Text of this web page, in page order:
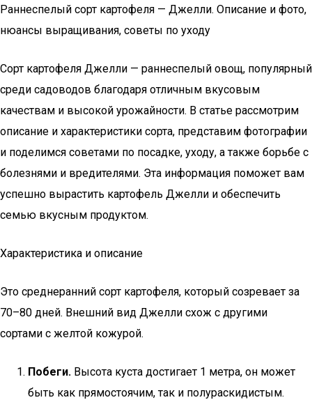
Раннеспелый сорт картофеля — Джелли. Описание и фото,
нюансы выращивания, советы по уходу
Сорт картофеля Джелли — раннеспелый овощ, популярный
среди садоводов благодаря отличным вкусовым
качествам и высокой урожайности. В статье рассмотрим
описание и характеристики сорта, представим фотографии
и поделимся советами по посадке, уходу, а также борьбе с
болезнями и вредителями. Эта информация поможет вам
успешно вырастить картофель Джелли и обеспечить
семью вкусным продуктом.
Характеристика и описание
Это среднеранний сорт картофеля, который созревает за
70–80 дней. Внешний вид Джелли схож с другими
сортами с желтой кожурой.
Побеги. Высота куста достигает 1 метра, он может
быть как прямостоячим, так и полураскидистым.